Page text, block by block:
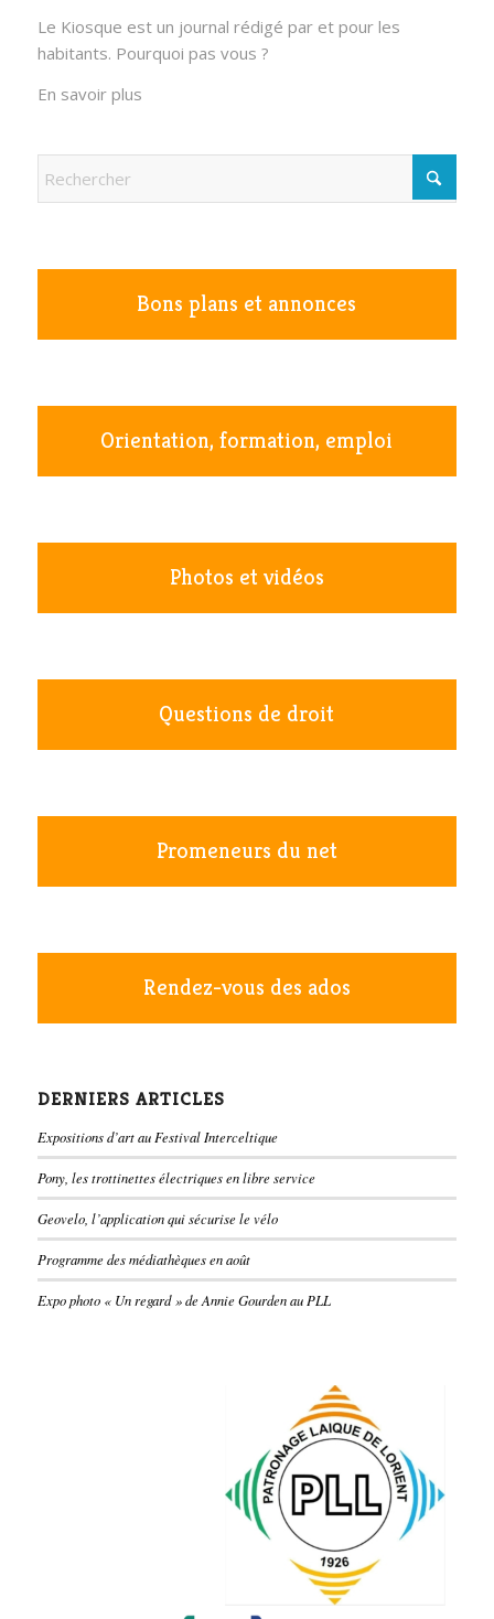
Le Kiosque est un journal rédigé par et pour les
habitants. Pourquoi pas vous ?
En savoir plus
Bons plans et annonces
Orientation, formation, emploi
Photos et vidéos
Questions de droit
Promeneurs du net
Rendez-vous des ados
DERNIERS ARTICLES
Expositions d’art au Festival Interceltique
Pony, les trottinettes électriques en libre service
Geovelo, l’application qui sécurise le vélo
Programme des médiathèques en août
Expo photo « Un regard » de Annie Gourden au PLL